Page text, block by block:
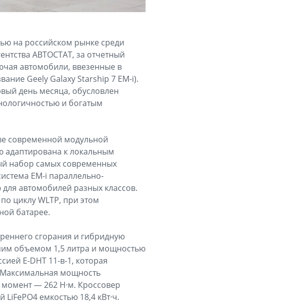
на российском рынке среди
АВТОСТАТ, за отчетный
автомобили, ввезенные в
Geely Galaxy Starship 7 EM-i).
день месяца, обусловлен
и богатым
современной модульной
адаптирована к локальным
набор самых современных
EM-i параллельно-
автомобилей разных классов.
циклу WLTP, при этом
батарее.
сгорания и гибридную
объемом 1,5 литра и мощностью
E-DHT 11-в-1, которая
мощность
момент — 262 Н·м. Кроссовер
емкостью 18,4 кВт·ч.